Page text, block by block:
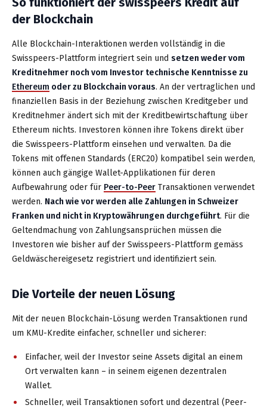
der Blockchain
Alle Blockchain-Interaktionen werden vollständig in die
Swisspeers-Plattform integriert sein und setzen weder vom
Kreditnehmer noch vom Investor technische Kenntnisse zu
Ethereum oder zu Blockchain voraus. An der vertraglichen und
finanziellen Basis in der Beziehung zwischen Kreditgeber und
Kreditnehmer ändert sich mit der Kreditbewirtschaftung über
Ethereum nichts. Investoren können ihre Tokens direkt über
die Swisspeers-Plattform einsehen und verwalten. Da die
Tokens mit offenen Standards (ERC20) kompatibel sein werden,
können auch gängige Wallet-Applikationen für deren
Aufbewahrung oder für Peer-to-Peer Transaktionen verwendet
werden. Nach wie vor werden alle Zahlungen in Schweizer
Franken und nicht in Kryptowährungen durchgeführt. Für die
Geltendmachung von Zahlungsansprüchen müssen die
Investoren wie bisher auf der Swisspeers-Plattform gemäss
Geldwäschereigesetz registriert und identifiziert sein.
Die Vorteile der neuen Lösung
Mit der neuen Blockchain-Lösung werden Transaktionen rund
um KMU-Kredite einfacher, schneller und sicherer:
Einfacher, weil der Investor seine Assets digital an einem
Ort verwalten kann – in seinem eigenen dezentralen
Wallet.
Schneller, weil Transaktionen sofort und dezentral (Peer-